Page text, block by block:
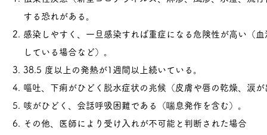
する恐れがある。
感染しやすく、一旦感染すれば重症になる危険性が高い（
している場合など）。
38.5 度以上の発熱が1 週間以上続いている。
嘔吐、下痢がひどく脱水症状の兆候（皮膚や唇の乾燥、涙
咳がひどく、会話呼吸困難である（喘息発作を含む）。
その他、医師により受け入れが不可能と判断された場合